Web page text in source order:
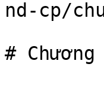
nd-cp/
#